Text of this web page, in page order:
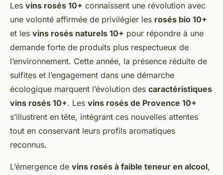
Les vins rosés 10+ connaissent une révolution avec
une volonté affirmée de privilégier les rosés bio 10+
et les vins rosés naturels 10+ pour répondre à une
demande forte de produits plus respectueux de
l’environnement. Cette année, la présence réduite de
sulfites et l’engagement dans une démarche
écologique marquent l’évolution des caractéristiques
vins rosés 10+. Les vins rosés de Provence 10+
s’illustrent en tête, intégrant ces nouvelles attentes
tout en conservant leurs profils aromatiques
reconnus.
L’émergence de vins rosés à faible teneur en alcool,